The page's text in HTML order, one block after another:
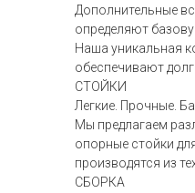
Дополнительные
определяют
Наша уникальная
обеспечивают
СТОЙКИ
Легкие. Прочные.
Мы предлагаем
опорные стойки
производятся из
СБОРКА